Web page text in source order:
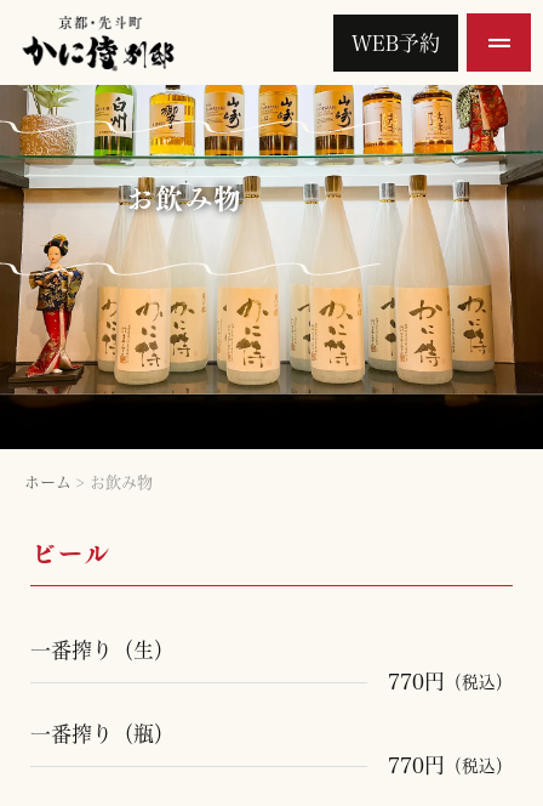
WEB予約
お飲み物
ホーム > お飲み物
ビール
一番搾り（生）
770円
（税込）
一番搾り（瓶）
770円
（税込）